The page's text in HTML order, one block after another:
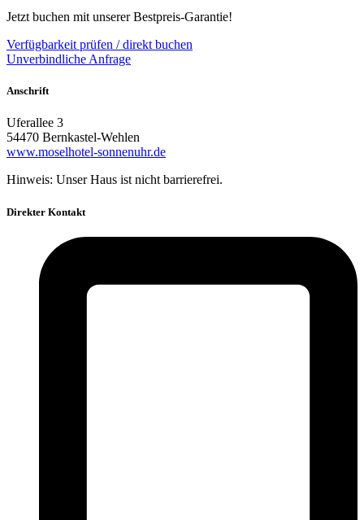
Jetzt buchen mit unserer Bestpreis-Garantie!
Verfügbarkeit prüfen / direkt buchen
Unverbindliche Anfrage
Anschrift
Uferallee 3
54470 Bernkastel-Wehlen
www.moselhotel-sonnenuhr.de
Hinweis: Unser Haus ist nicht barrierefrei.
Direkter Kontakt